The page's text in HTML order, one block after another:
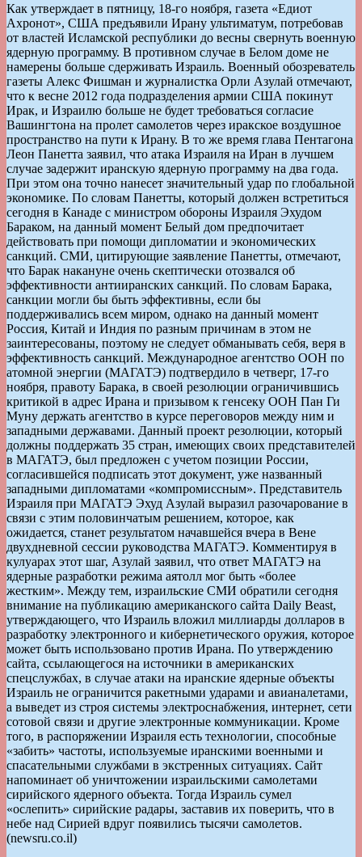
Как утверждает в пятницу, 18-го ноября, газета «Едиот
Ахронот», США предъявили Ирану ультиматум, потребовав
от властей Исламской республики до весны свернуть военную
ядерную программу. В противном случае в Белом доме не
намерены больше сдерживать Израиль. Военный обозреватель
газеты Алекс Фишман и журналистка Орли Азулай отмечают,
что к весне 2012 года подразделения армии США покинут
Ирак, и Израилю больше не будет требоваться согласие
Вашингтона на пролет самолетов через иракское воздушное
пространство на пути к Ирану. В то же время глава Пентагона
Леон Панетта заявил, что атака Израиля на Иран в лучшем
случае задержит иранскую ядерную программу на два года.
При этом она точно нанесет значительный удар по глобальной
экономике. По словам Панетты, который должен встретиться
сегодня в Канаде с министром обороны Израиля Эхудом
Бараком, на данный момент Белый дом предпочитает
действовать при помощи дипломатии и экономических
санкций. СМИ, цитирующие заявление Панетты, отмечают,
что Барак накануне очень скептически отозвался об
эффективности антииранских санкций. По словам Барака,
санкции могли бы быть эффективны, если бы
поддерживались всем миром, однако на данный момент
Россия, Китай и Индия по разным причинам в этом не
заинтересованы, поэтому не следует обманывать себя, веря в
эффективность санкций. Международное агентство ООН по
атомной энергии (МАГАТЭ) подтвердило в четверг, 17-го
ноября, правоту Барака, в своей резолюции ограничившись
критикой в адрес Ирана и призывом к генсеку ООН Пан Ги
Муну держать агентство в курсе переговоров между ним и
западными державами. Данный проект резолюции, который
должны поддержать 35 стран, имеющих своих представителей
в МАГАТЭ, был предложен с учетом позиции России,
согласившейся подписать этот документ, уже названный
западными дипломатами «компромиссным». Представитель
Израиля при МАГАТЭ Эхуд Азулай выразил разочарование в
связи с этим половинчатым решением, которое, как
ожидается, станет результатом начавшейся вчера в Вене
двухдневной сессии руководства МАГАТЭ. Комментируя в
кулуарах этот шаг, Азулай заявил, что ответ МАГАТЭ на
ядерные разработки режима аятолл мог быть «более
жестким». Между тем, израильские СМИ обратили сегодня
внимание на публикацию американского сайта Daily Beast,
утверждающего, что Израиль вложил миллиарды долларов в
разработку электронного и кибернетического оружия, которое
может быть использовано против Ирана. По утверждению
сайта, ссылающегося на источники в американских
спецслужбах, в случае атаки на иранские ядерные объекты
Израиль не ограничится ракетными ударами и авианалетами,
а выведет из строя системы электроснабжения, интернет, сети
сотовой связи и другие электронные коммуникации. Кроме
того, в распоряжении Израиля есть технологии, способные
«забить» частоты, используемые иранскими военными и
спасательными службами в экстренных ситуациях. Сайт
напоминает об уничтожении израильскими самолетами
сирийского ядерного объекта. Тогда Израиль сумел
«ослепить» сирийские радары, заставив их поверить, что в
небе над Сирией вдруг появились тысячи самолетов.
(newsru.co.il)